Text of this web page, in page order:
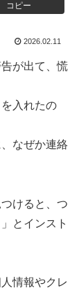
コピー
2026.02.11
が出て、慌
入れたの
なぜか連絡
けると、つ
とインスト
情報やクレ